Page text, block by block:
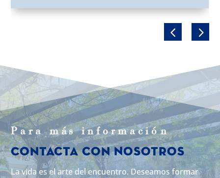
Para más información
Contacta con Nosotros
La vida es el arte del encuentro. Deseamos formar